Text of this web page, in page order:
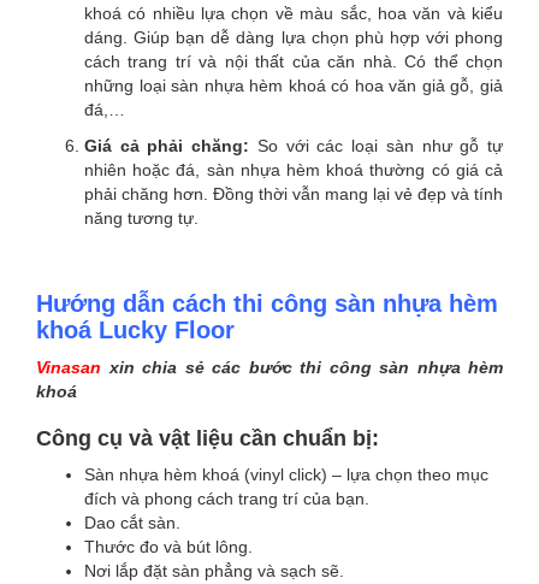
khoá có nhiều lựa chọn về màu sắc, hoa văn và kiểu
dáng. Giúp bạn dễ dàng lựa chọn phù hợp với phong
cách trang trí và nội thất của căn nhà. Có thể chọn
những loại sàn nhựa hèm khoá có hoa văn giả gỗ, giả
đá,…
Giá cả phải chăng: So với các loại sàn như gỗ tự
nhiên hoặc đá, sàn nhựa hèm khoá thường có giá cả
phải chăng hơn. Đồng thời vẫn mang lại vẻ đẹp và tính
năng tương tự.
Hướng dẫn cách thi công sàn nhựa hèm
khoá Lucky Floor
Vinasan xin chia sẻ các bước thi công sàn nhựa hèm
khoá
Công cụ và vật liệu cần chuẩn bị:
Sàn nhựa hèm khoá (vinyl click) – lựa chọn theo mục
đích và phong cách trang trí của bạn.
Dao cắt sàn.
Thước đo và bút lông.
Nơi lắp đặt sàn phẳng và sạch sẽ.